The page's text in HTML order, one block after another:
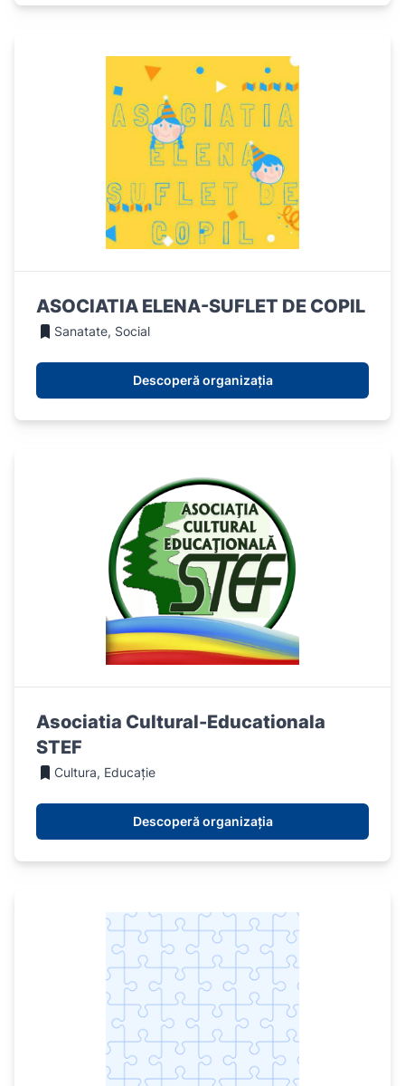
ASOCIATIA ELENA-SUFLET DE COPIL
Sanatate, Social
Descoperă organizația
Asociatia Cultural-Educationala
STEF
Cultura, Educație
Descoperă organizația